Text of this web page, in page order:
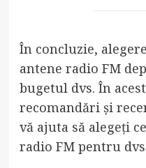
În concluzie,
antene radio FM
bugetul dvs. În
recomandări și
vă ajuta să alegeți
radio FM pentru